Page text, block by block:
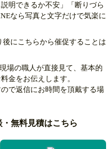
説明できるか不安」「断りづら
なら写真と文字だけで気楽に
後にこちらから催促することは
現場の職人が直接見て、基本的
金をお伝えします。
で返信にお時間を頂戴する場
無料見積はこちら